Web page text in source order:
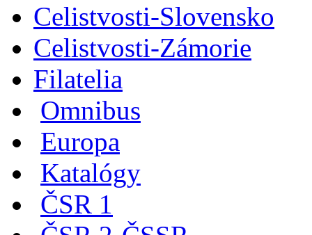
Celistvosti-Slovensko
Celistvosti-Zámorie
Filatelia
Omnibus
Europa
Katalógy
ČSR 1